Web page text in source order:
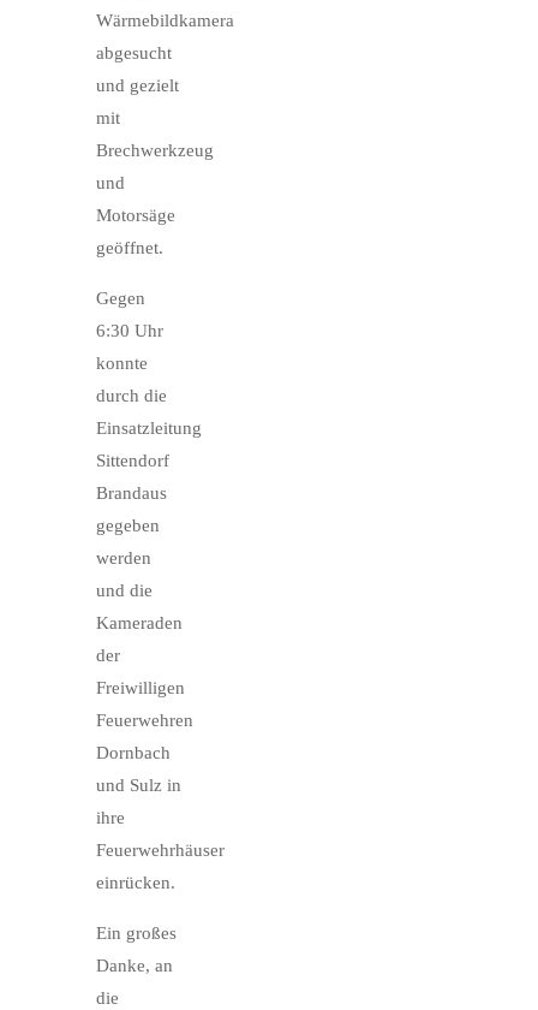
Wärmebildkamera
abgesucht
und gezielt
mit
Brechwerkzeug
und
Motorsäge
geöffnet.
Gegen
6:30 Uhr
konnte
durch die
Einsatzleitung
Sittendorf
Brandaus
gegeben
werden
und die
Kameraden
der
Freiwilligen
Feuerwehren
Dornbach
und Sulz in
ihre
Feuerwehrhäuser
einrücken.
Ein großes
Danke, an
die